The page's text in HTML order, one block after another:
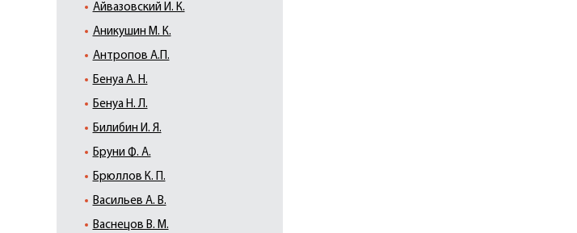
Айвазовский И. К.
Аникушин М. К.
Антропов А.П.
Бенуа А. Н.
Бенуа Н. Л.
Билибин И. Я.
Бруни Ф. А.
Брюллов К. П.
Васильев А. В.
Васнецов В. М.